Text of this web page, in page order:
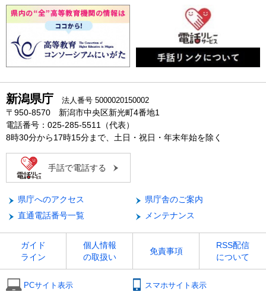
新潟県庁 法人番号 5000020150002
〒950-8570 新潟市中央区新光町4番地1
電話番号：025-285-5511（代表）
8時30分から17時15分まで、土日・祝日・年末年始を除く
手話で電話する
県庁へのアクセス
県庁舎のご案内
直通電話番号一覧
メンテナンス
ガイド
ライン
個人情報
の取扱い
免責事項
RSS配信
について
PCサイト表示 スマホサイト表示